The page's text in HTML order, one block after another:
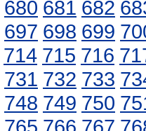
680 681 682
697 698 699
714 715 716
731 732 733
748 749 750